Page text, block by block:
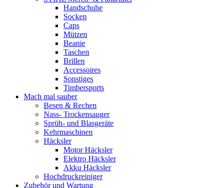
Handschuhe
Socken
Caps
Mützen
Beanie
Taschen
Brillen
Accessoires
Sonstiges
Timbersports
Mach mal sauber
Besen & Rechen
Nass- Trockensauger
Sprüh- und Blasgeräte
Kehrmaschinen
Häcksler
Motor Häcksler
Elektro Häcksler
Akku Häcksler
Hochdruckreiniger
Zubehör und Wartung